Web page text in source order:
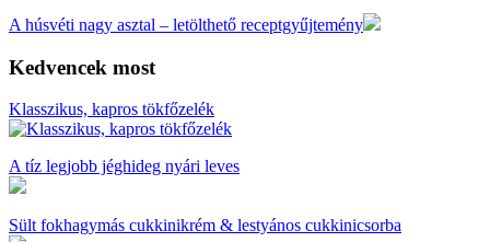
A húsvéti nagy asztal – letölthető receptgyűjtemény
Kedvencek most
Klasszikus, kapros tökfőzelék
A tíz legjobb jéghideg nyári leves
Sült fokhagymás cukkinikrém & lestyános cukkinicsorba